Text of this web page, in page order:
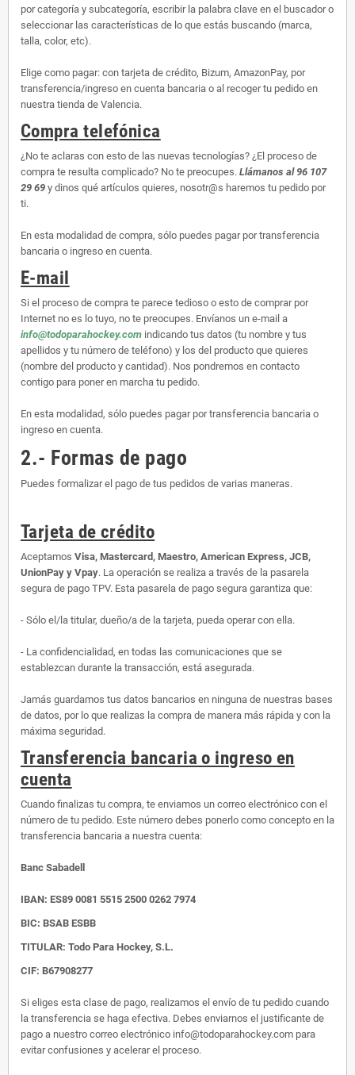
por categoría y subcategoría, escribir la palabra clave en el buscador o
seleccionar las características de lo que estás buscando (marca,
talla, color, etc).
Elige como pagar: con tarjeta de crédito, Bizum, AmazonPay, por
transferencia/ingreso en cuenta bancaria o al recoger tu pedido en
nuestra tienda de Valencia.
Compra telefónica
¿No te aclaras con esto de las nuevas tecnologías? ¿El proceso de
compra te resulta complicado? No te preocupes. Llámanos al 96 107
29 69 y dinos qué artículos quieres, nosotr@s haremos tu pedido por
ti.
En esta modalidad de compra, sólo puedes pagar por transferencia
bancaria o ingreso en cuenta.
E-mail
Si el proceso de compra te parece tedioso o esto de comprar por
Internet no es lo tuyo, no te preocupes. Envíanos un e-mail a
info@todoparahockey.com indicando tus datos (tu nombre y tus
apellidos y tu número de teléfono) y los del producto que quieres
(nombre del producto y cantidad). Nos pondremos en contacto
contigo para poner en marcha tu pedido.
En esta modalidad, sólo puedes pagar por transferencia bancaria o
ingreso en cuenta.
2.- Formas de pago
Puedes formalizar el pago de tus pedidos de varias maneras.
Tarjeta de crédito
Aceptamos Visa, Mastercard, Maestro, American Express, JCB,
UnionPay y Vpay. La operación se realiza a través de la pasarela
segura de pago TPV. Esta pasarela de pago segura garantiza que:
- Sólo el/la titular, dueño/a de la tarjeta, pueda operar con ella.
- La confidencialidad, en todas las comunicaciones que se
establezcan durante la transacción, está asegurada.
Jamás guardamos tus datos bancarios en ninguna de nuestras bases
de datos, por lo que realizas la compra de manera más rápida y con la
máxima seguridad.
Transferencia bancaria o ingreso en
cuenta
Cuando finalizas tu compra, te enviamos un correo electrónico con el
número de tu pedido. Este número debes ponerlo como concepto en la
transferencia bancaria a nuestra cuenta:
Banc Sabadell
IBAN: ES89 0081 5515 2500 0262 7974
BIC: BSAB ESBB
TITULAR: Todo Para Hockey, S.L.
CIF: B67908277
Si eliges esta clase de pago, realizamos el envío de tu pedido cuando
la transferencia se haga efectiva. Debes enviarnos el justificante de
pago a nuestro correo electrónico info@todoparahockey.com para
evitar confusiones y acelerar el proceso.